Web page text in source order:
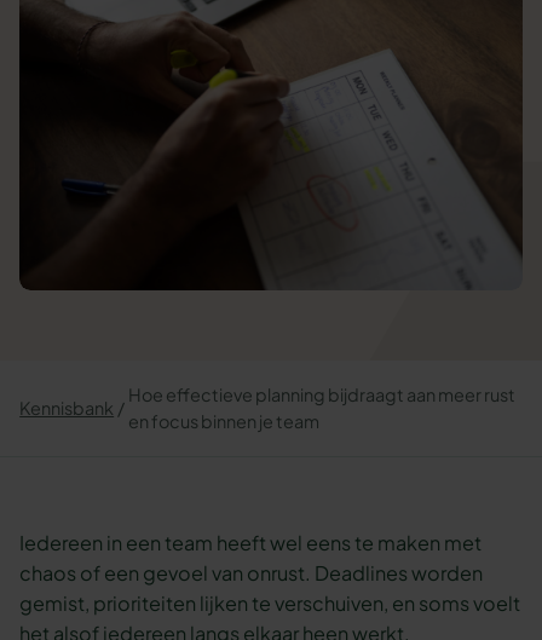
Kennisbank
Hoe effectieve planning bijdraagt aan meer rust
en focus binnen je team
Iedereen in een team heeft wel eens te maken met
chaos of een gevoel van onrust. Deadlines worden
gemist, prioriteiten lijken te verschuiven, en soms voelt
het alsof iedereen langs elkaar heen werkt.